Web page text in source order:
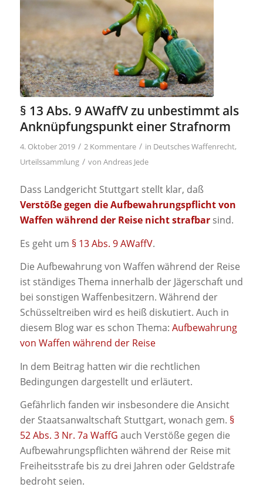
§ 13 Abs. 9 AWaffV zu unbestimmt als
Anknüpfungspunkt einer Strafnorm
4. Oktober 2019 / 2 Kommentare / in Deutsches Waffenrecht,
Urteilssammlung / von Andreas Jede
Dass Landgericht Stuttgart stellt klar, daß
Verstöße gegen die Aufbewahrungspflicht von
Waffen während der Reise nicht strafbarsind.
Es geht um § 13 Abs. 9 AWaffV.
Die Aufbewahrung von Waffen während der Reise
ist ständiges Thema innerhalb der Jägerschaft und
bei sonstigen Waffenbesitzern. Während der
Schüsseltreiben wird es heiß diskutiert. Auch in
diesem Blog war es schon Thema: Aufbewahrung
von Waffen während der Reise
In dem Beitrag hatten wir die rechtlichen
Bedingungen dargestellt und erläutert.
Gefährlich fanden wir insbesondere die Ansicht
der Staatsanwaltschaft Stuttgart, wonach gem. §
52 Abs. 3 Nr. 7a WaffG auch Verstöße gegen die
Aufbewahrungspflichten während der Reise mit
Freiheitsstrafe bis zu drei Jahren oder Geldstrafe
bedroht seien.